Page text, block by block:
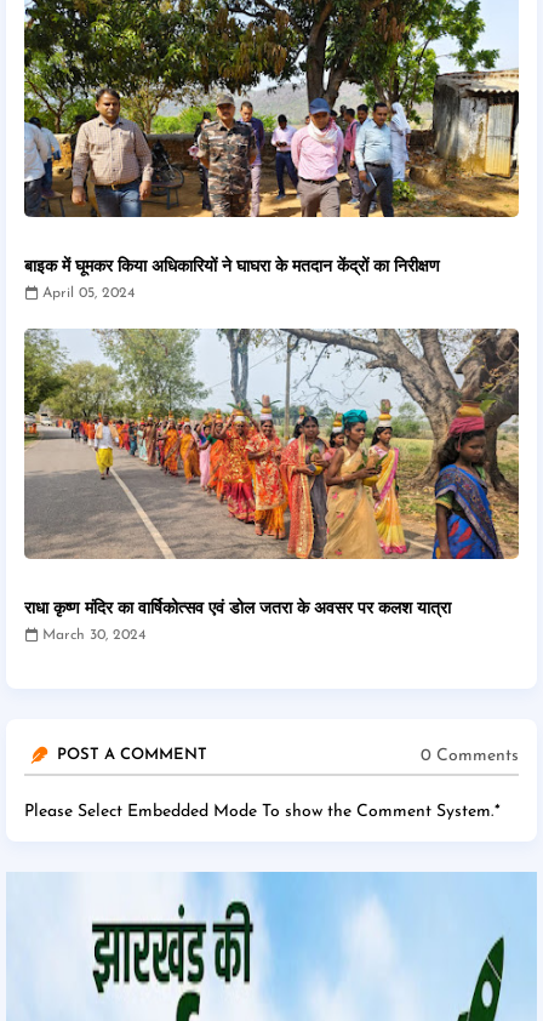
बाइक में घूमकर किया अधिकारियों ने घाघरा के मतदान केंद्रों का निरीक्षण
April 05, 2024
राधा कृष्ण मंदिर का वार्षिकोत्सव एवं डोल जतरा के अवसर पर कलश यात्रा
March 30, 2024
POST A COMMENT 0 Comments
Please Select Embedded Mode To show the Comment System.*